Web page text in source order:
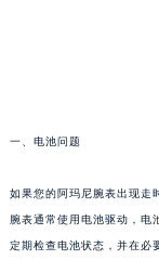
一、电池问题
如果您的阿玛尼腕表出现走
腕表通常使用电池驱动，电
定期检查电池状态，并在必